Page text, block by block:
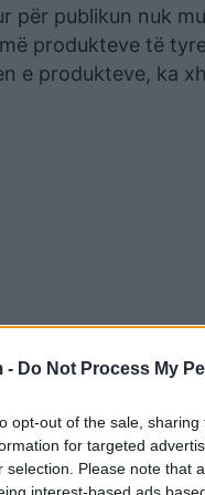
- Do Not Process My
opt-out of the sale,
for targeted
selection. Please note that
interest-based ads
për publikun nuk
produkteve të
e produkteve, ka
perfekte, në
me shumë
të tij.